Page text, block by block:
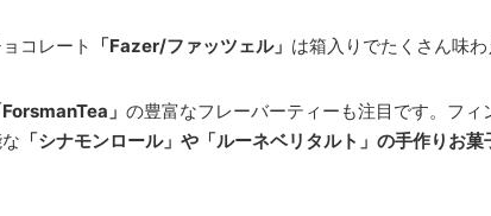
コレート 「Fazer/ファッツェル」 は箱入りでたくさん味
ForsmanTea」 の豊富なフレーバーティーも注目です。フ
「シナモンロール」や「ルーネベリタルト」の手作りお菓